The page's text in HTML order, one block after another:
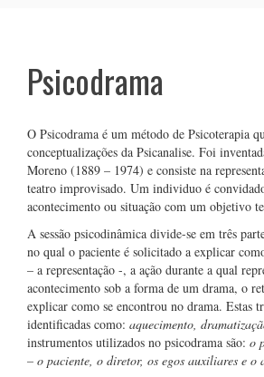
Psicodrama
O Psicodrama é um método de Psicoterapia
conceptualizações da Psicanalise. Foi
Moreno (1889 – 1974) e consiste na
teatro improvisado. Um individuo é
acontecimento ou situação com um objetivo
A sessão psicodinâmica divide-se em três
no qual o paciente é solicitado a explicar
– a representação -, a ação durante a qual
acontecimento sob a forma de um drama, o
explicar como se encontrou no drama. Estas
identificadas como: aquecimento,
instrumentos utilizados no psicodrama são: o
– o paciente, o diretor, os egos auxiliares e o